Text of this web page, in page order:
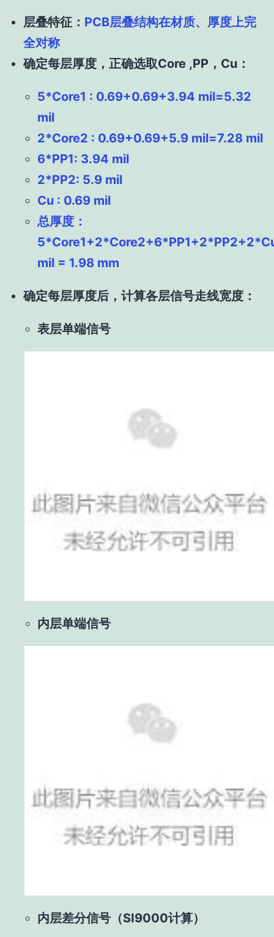
层叠特征： PCB层叠结构在材质、厚度上完
全对称
确定每层厚度，正确选取Core ,PP，Cu：
5*Core1 : 0.69+0.69+3.94 mil=5.32
mil
2*Core2 : 0.69+0.69+5.9 mil=7.28 mil
6*PP1: 3.94 mil
2*PP2: 5.9 mil
Cu : 0.69 mil
总厚度：
mil = 1.98 mm
确定每层厚度后，计算各层信号走线宽度：
表层单端信号
内层单端信号
内层差分信号（SI9000计算）